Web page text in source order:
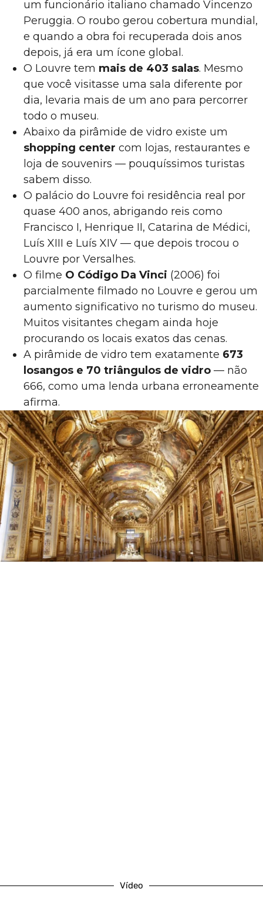
um funcionário italiano chamado Vincenzo
Peruggia. O roubo gerou cobertura mundial,
e quando a obra foi recuperada dois anos
depois, já era um ícone global.
O Louvre tem mais de 403 salas. Mesmo
que você visitasse uma sala diferente por
dia, levaria mais de um ano para percorrer
todo o museu.
Abaixo da pirâmide de vidro existe um
shopping center com lojas, restaurantes e
loja de souvenirs — pouquíssimos turistas
sabem disso.
O palácio do Louvre foi residência real por
quase 400 anos, abrigando reis como
Francisco I, Henrique II, Catarina de Médici,
Luís XIII e Luís XIV — que depois trocou o
Louvre por Versalhes.
O filme O Código Da Vinci (2006) foi
parcialmente filmado no Louvre e gerou um
aumento significativo no turismo do museu.
Muitos visitantes chegam ainda hoje
procurando os locais exatos das cenas.
A pirâmide de vidro tem exatamente 673
losangos e 70 triângulos de vidro — não
666, como uma lenda urbana erroneamente
afirma.
Vídeo